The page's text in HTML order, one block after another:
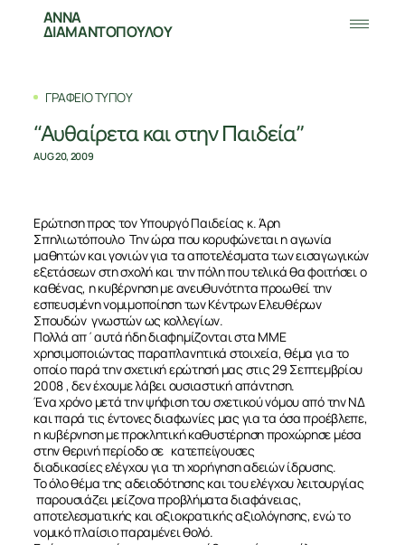
ΑΝΝΑ
ΔΙΑΜΑΝΤΟΠΟΥΛΟΥ
ΓΡΑΦΕΙΟ ΤΥΠΟΥ
“Αυθαίρετα και στην Παιδεία”
AUG 20, 2009
Ερώτηση προς τον Υπουργό Παιδείας κ. Άρη
Σπηλιωτόπουλο Την ώρα που κορυφώνεται η αγωνία
μαθητών και γονιών για τα αποτελέσματα των εισαγωγικών
εξετάσεων στη σχολή και την πόλη που τελικά θα φοιτήσει ο
καθένας, η κυβέρνηση με ανευθυνότητα προωθεί την
εσπευσμένη νομιμοποίηση των Κέντρων Ελευθέρων
Σπουδών γνωστών ως κολλεγίων.
Πολλά απ΄αυτά ήδη διαφημίζονται στα ΜΜΕ
χρησιμοποιώντας παραπλανητικά στοιχεία, θέμα για το
οποίο παρά την σχετική ερώτησή μας στις 29 Σεπτεμβρίου
2008 , δεν έχουμε λάβει ουσιαστική απάντηση.
Ένα χρόνο μετά την ψήφιση του σχετικού νόμου από την ΝΔ
και παρά τις έντονες διαφωνίες μας για τα όσα προέβλεπε,
η κυβέρνηση με προκλητική καθυστέρηση προχώρησε μέσα
στην θερινή περίοδο σε κατεπείγουσες
διαδικασίες ελέγχου για τη χορήγηση αδειών ίδρυσης.
Το όλο θέμα της αδειοδότησης και του ελέγχου λειτουργίας
παρουσιάζει μείζονα προβλήματα διαφάνειας,
αποτελεσματικής και αξιοκρατικής αξιολόγησης, ενώ το
νομικό πλαίσιο παραμένει θολό.